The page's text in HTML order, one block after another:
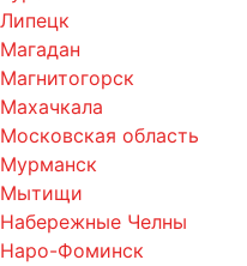
Липецк
Магадан
Магнитогорск
Махачкала
Московская область
Мурманск
Мытищи
Набережные Челны
Наро-Фоминск